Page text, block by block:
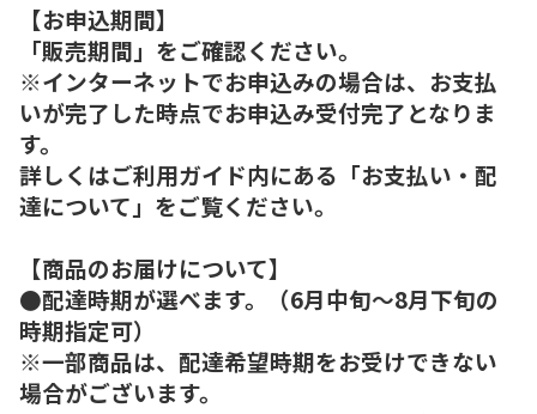
【お申込期間】
「販売期間」をご確認ください。
※インターネットでお申込みの場合は、お支払
いが完了した時点でお申込み受付完了となりま
す。
詳しくはご利用ガイド内にある「お支払い・配
達について」をご覧ください。
【商品のお届けについて】
●配達時期が選べます。（6月中旬～8月下旬の
時期指定可）
※一部商品は、配達希望時期をお受けできない
場合がございます。